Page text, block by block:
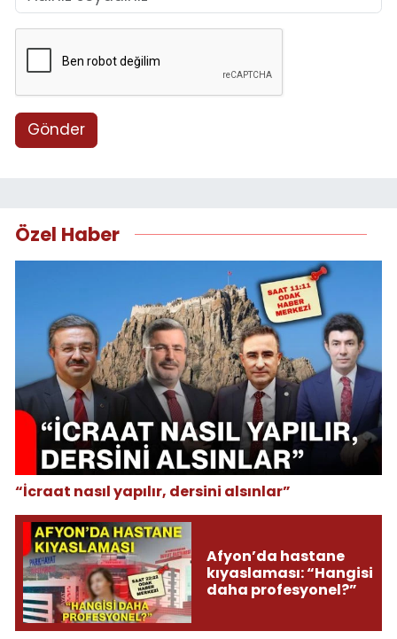
Gönder
Özel Haber
“İcraat nasıl yapılır, dersini alsınlar”
Afyon’da hastane
kıyaslaması: “Hangisi
daha profesyonel?”